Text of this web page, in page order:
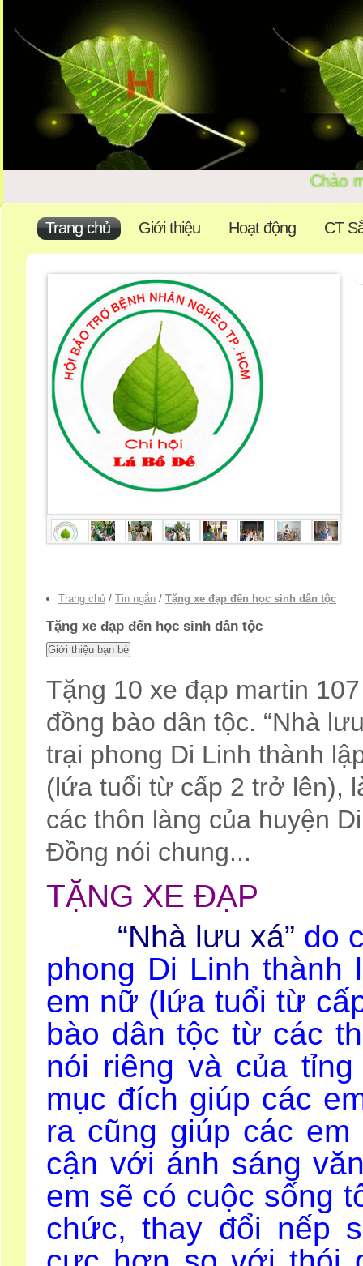
Chào
Trang chủ Giới thiệu Hoạt động CT
Trang chủ / Tin ngắn / Tặng xe đạp đến học sinh dân tộc
Tặng xe đạp đến học sinh dân tộc
Tặng 10 xe đạp martin
đồng bào dân tộc. “Nhà
trại phong Di Linh thành
(lứa tuổi từ cấp 2 trở lên),
các thôn làng của huyện
Đồng nói chung...
TẶNG XE ĐẠP
“Nhà lưu xá” do
phong Di Linh thành
em nữ (lứa tuổi từ
bào dân tộc từ các
nói riêng và của
mục đích giúp các
ra cũng giúp các
cận với ánh sáng
em sẽ có cuộc sống
chức, thay đổi nếp